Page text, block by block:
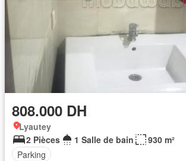
808.000 DH
Lyautey
2 Pièces
1 Salle de bain
930 m²
Parking